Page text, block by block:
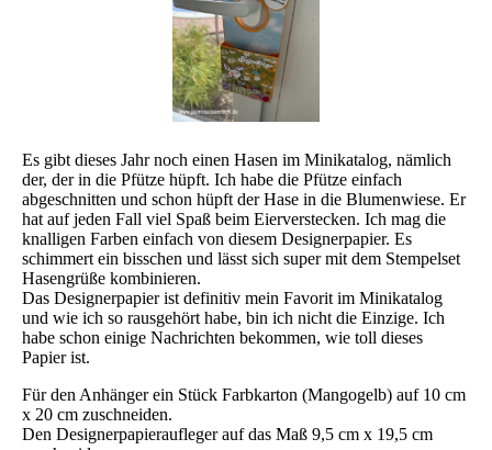
Es gibt dieses Jahr noch einen Hasen im Minikatalog, nämlich
der, der in die Pfütze hüpft. Ich habe die Pfütze einfach
abgeschnitten und schon hüpft der Hase in die Blumenwiese. Er
hat auf jeden Fall viel Spaß beim Eierverstecken. Ich mag die
knalligen Farben einfach von diesem Designerpapier. Es
schimmert ein bisschen und lässt sich super mit dem Stempelset
Hasengrüße kombinieren.
Das Designerpapier ist definitiv mein Favorit im Minikatalog
und wie ich so rausgehört habe, bin ich nicht die Einzige. Ich
habe schon einige Nachrichten bekommen, wie toll dieses
Papier ist.
Für den Anhänger ein Stück Farbkarton (Mangogelb) auf 10 cm
x 20 cm zuschneiden.
Den Designerpapieraufleger auf das Maß 9,5 cm x 19,5 cm